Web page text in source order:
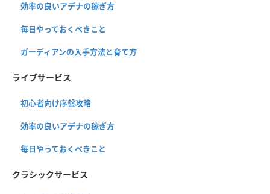
効率の良いアデナの稼ぎ方
毎日やっておくべきこと
ガーディアンの入手方法と育て方
ライブサービス
初心者向け序盤攻略
効率の良いアデナの稼ぎ方
毎日やっておくべきこと
クラシックサービス